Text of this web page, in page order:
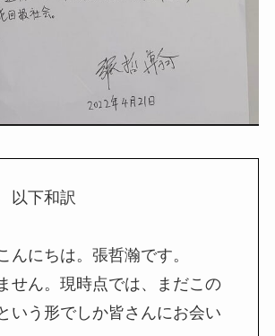
以下和訳
んにちは。張哲瀚です。
せん。現時点では、まだこの
いう形でしか皆さんにお会い